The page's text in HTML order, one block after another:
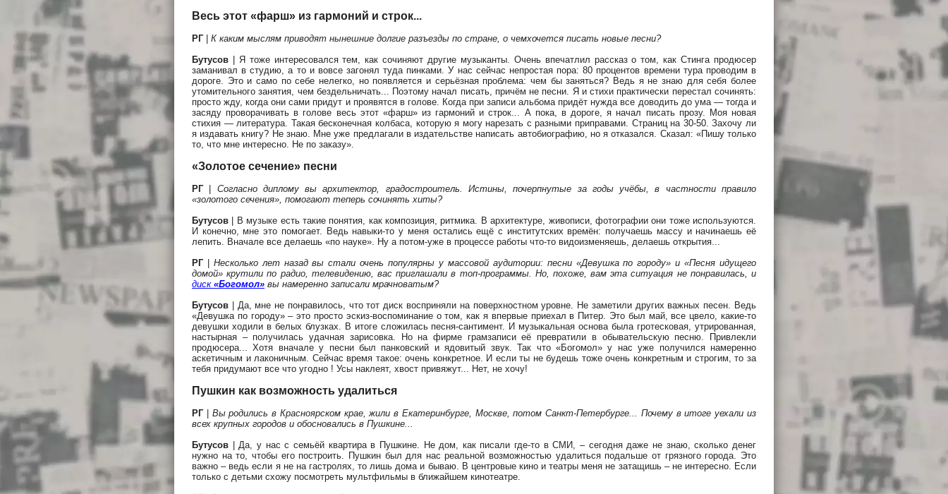
Весь этот «фарш» из гармоний и строк...
РГ| К каким мыслям приводят нынешние долгие разъезды по стране, о чемхочется писать новые песни?
Бутусов
| Я тоже интересовался тем, как сочиняют другие музыканты. Очень впечатлил рассказ о том, как Стинга продюсер
заманивал в студию, а то и вовсе загонял туда пинками. У нас сейчас непростая пора: 80 процентов времени тура проводим в
дороге. Это и само по себе нелегко, но появляется и серьёзная проблема: чем бы заняться? Ведь я не знаю для себя более
утомительного занятия, чем бездельничать... Поэтому начал писать, причём не песни. Я и стихи практически перестал сочинять:
просто жду, когда они сами придут и проявятся в голове. Когда при записи альбома придёт нужда все доводить до ума — тогда и
засяду проворачивать в голове весь этот «фарш» из гармоний и строк... А пока, в дороге, я начал писать прозу. Моя новая
стихия — литература. Такая бесконечная колбаса, которую я могу нарезать с разными приправами. Страниц на 30-50. Захочу ли
я издавать книгу? Не знаю. Мне уже предлагали в издательстве написать автобиографию, но я отказался. Сказал: «Пишу только
то, что мне интересно. Не по заказу».
«Золотое сечение» песни
РГ| Согласно диплому вы архитектор, градостроитель. Истины, почерпнутые за годы учёбы, в частности правило
«золотого сечения», помогают теперь сочинять хиты?
Бутусов
| В музыке есть такие понятия, как композиция, ритмика. В архитектуре, живописи, фотографии они тоже используются.
И конечно, мне это помогает. Ведь навыки-то у меня остались ещё с институтских времён: получаешь массу и начинаешь её
лепить. Вначале все делаешь «по науке». Ну а потом-уже в процессе работы что-то видоизменяешь, делаешь открытия...
РГ| Несколько лет назад вы стали очень популярны у массовой аудитории: песни «Девушка по городу» и «Песня идущего
домой» крутили по радио, телевидению, вас приглашали в топ-программы. Но, похоже, вам эта ситуация не понравилась, и
диск «Богомол» вы намеренно записали мрачноватым?
Бутусов
| Да, мне не понравилось, что тот диск восприняли на поверхностном уровне. Не заметили других важных песен. Ведь
«Девушка по городу» – это просто эскиз-воспоминание о том, как я впервые приехал в Питер. Это был май, все цвело, какие-то
девушки ходили в белых блузках. В итоге сложилась песня-сантимент. И музыкальная основа была гротесковая, утрированная,
настырная – получилась удачная зарисовка. Но на фирме грамзаписи её превратили в обывательскую песню. Привлекли
продюсера... Хотя вначале у песни был панковский и ядовитый звук. Так что «Богомол» у нас уже получился намеренно
аскетичным и лаконичным. Сейчас время такое: очень конкретное. И если ты не будешь тоже очень конкретным и строгим, то за
тебя придумают все что угодно ! Усы наклеят, хвост привяжут... Нет, не хочу!
Пушкин как возможность удалиться
РГ| Вы родились в Красноярском крае, жили в Екатеринбурге, Москве, потом Санкт-Петербурге... Почему в итоге уехали из
всех крупных городов и обосновались в Пушкине...
Бутусов
| Да, у нас с семьёй квартира в Пушкине. Не дом, как писали где-то в СМИ, – сегодня даже не знаю, сколько денег
нужно на то, чтобы его построить. Пушкин был для нас реальной возможностью удалиться подальше от грязного города. Это
важно – ведь если я не на гастролях, то лишь дома и бываю. В центровые кино и театры меня не затащишь – не интересно. Если
только с детьми схожу посмотреть мультфильмы в ближайшем кинотеатре.